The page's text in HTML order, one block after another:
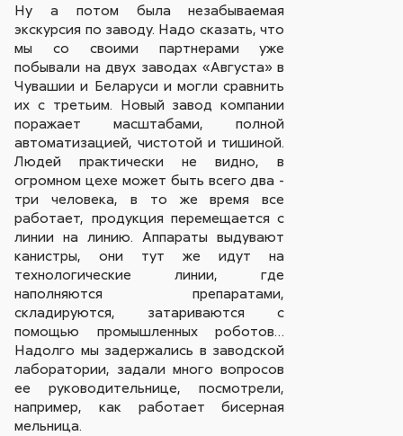
Ну а потом была незабываемая
экскурсия по заводу. Надо сказать, что
мы со своими партнерами уже
побывали на двух заводах «Августа» в
Чувашии и Беларуси и могли сравнить
их с третьим. Новый завод компании
поражает масштабами, полной
автоматизацией, чистотой и тишиной.
Людей практически не видно, в
огромном цехе может быть всего два -
три человека, в то же время все
работает, продукция перемещается с
линии на линию. Аппараты выдувают
канистры, они тут же идут на
технологические линии, где
наполняются препаратами,
складируются, затариваются с
помощью промышленных роботов…
Надолго мы задержались в заводской
лаборатории, задали много вопросов
ее руководительнице, посмотрели,
например, как работает бисерная
мельница.